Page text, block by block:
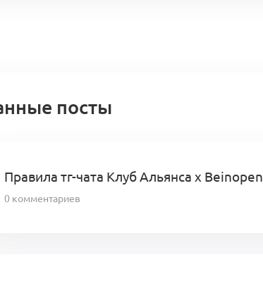
посты
Правила тг-чата Клуб Альянса x Beinopen
0 комментариев